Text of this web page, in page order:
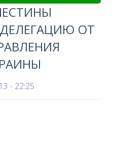
ОТ
- 22:25